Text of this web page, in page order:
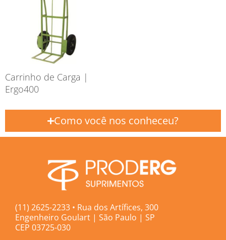
Carrinho de Carga |
Ergo400
Como você nos conheceu?
(11) 2625-2233 • Rua dos Artífices, 300
Engenheiro Goulart | São Paulo | SP
CEP 03725-030